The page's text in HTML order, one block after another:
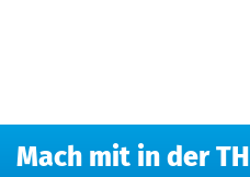
Mach mit in der